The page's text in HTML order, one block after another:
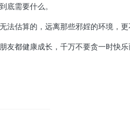
需要什么。
估算的，远离那些邪婬的环境，更
友都健康成长，千万不要贪一时快